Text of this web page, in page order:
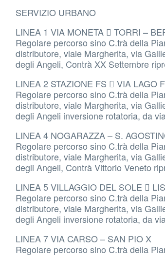
SERVIZIO URBANO
LINEA 1 VIA MONETA  TORRI –
Regolare percorso sino C.trà della
distributore, viale Margherita, via
degli Angeli, Contrà XX Settembre
LINEA 2 STAZIONE FS  VIA LAGO
Regolare percorso sino C.trà della
distributore, viale Margherita, via
degli Angeli inversione rotatoria, da
LINEA 4 NOGARAZZA – S.
Regolare percorso sino C.trà della
distributore, viale Margherita, via
degli Angeli, Contrà Vittorio Veneto
LINEA 5 VILLAGGIO DEL SOLE 
Regolare percorso sino C.trà della
distributore, viale Margherita, via
degli Angeli inversione rotatoria, da
LINEA 7 VIA CARSO – SAN PIO X
Regolare percorso sino C.trà della